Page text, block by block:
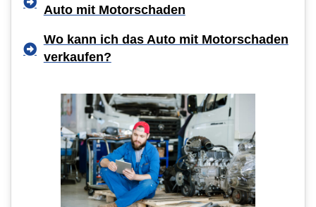
Auto mit Motorschaden
Wo kann ich das Auto mit Motorschaden
verkaufen?